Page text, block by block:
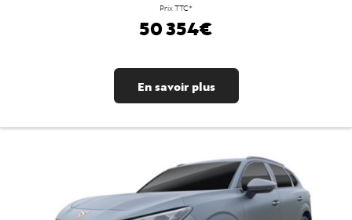
Prix TTC*
50 354€
En savoir plus